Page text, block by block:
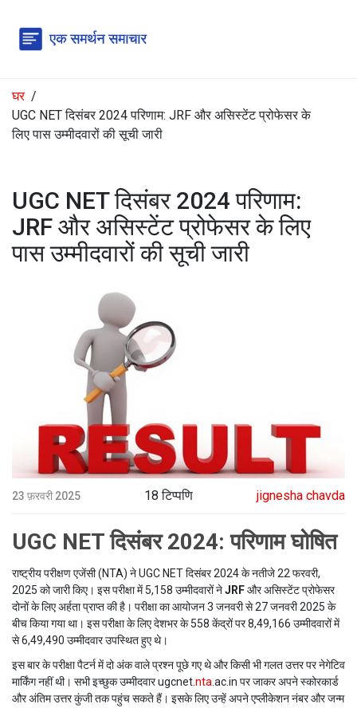
घर
UGC NET दिसंबर 2024 परिणाम: JRF और असिस्टेंट प्रोफेसर के
लिए पास उम्मीदवारों की सूची जारी
UGC NET दिसंबर 2024 परिणाम:
JRF और असिस्टेंट प्रोफेसर के लिए
पास उम्मीदवारों की सूची जारी
23 फ़रवरी 2025 18 टिप्पणि jignesha chavda
UGC NET दिसंबर 2024: परिणाम घोषित
राष्ट्रीय परीक्षण एजेंसी (NTA) ने UGC NET दिसंबर 2024 के नतीजे 22 फरवरी,
2025 को जारी किए। इस परीक्षा में 5,158 उम्मीदवारों नेJRFऔर असिस्टेंट प्रोफेसर
दोनों के लिए अर्हता प्राप्त की है। परीक्षा का आयोजन 3 जनवरी से 27 जनवरी 2025 के
बीच किया गया था। इस परीक्षा के लिए देशभर के 558 केंद्रों पर 8,49,166 उम्मीदवारों में
से 6,49,490 उम्मीदवार उपस्थित हुए थे।
इस बार के परीक्षा पैटर्न में दो अंक वाले प्रश्न पूछे गए थे और किसी भी गलत उत्तर पर नेगेटिव
मार्किंग नहीं थी। सभी इच्छुक उम्मीदवार ugcnet.nta .ac.in पर जाकर अपने स्कोरकार्ड
और अंतिम उत्तर कुंजी तक पहुंच सकते हैं। इसके लिए उन्हें अपने एप्लीकेशन नंबर और जन्म